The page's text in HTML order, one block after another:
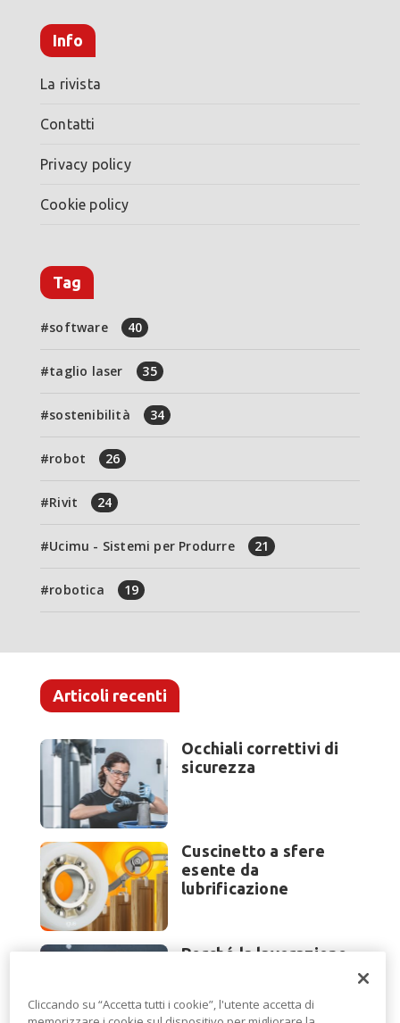
Info
La rivista
Contatti
Privacy policy
Cookie policy
Tag
software 40
taglio laser 35
sostenibilità 34
robot 26
Rivit 24
Ucimu - Sistemi per Produrre 21
robotica 19
Articoli recenti
Occhiali correttivi di
sicurezza
Cuscinetto a sfere
esente da
lubrificazione
Perché la lavorazione
EuroBLECH 2026?
Cliccando su “Accetta tutti i cookie”, l'utente accetta di